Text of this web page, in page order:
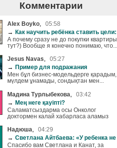
Комментарии
Alex Boyko, 05:58
→ Как научить ребёнка ставить цели: от покупки самоката до выбора вуза
А почему сразу не до покупки квартиры
тут?) Вообще я конечно понимаю, что...
Jesus Navas, 05:27
→
Пример для подражания
Мен бұл бизнес-модельдерге қарадым,
мүлдем ұнамады, сондықтан мен...
Мадина Турлыбекова
03:42
→ Мең неге қауіпті?
Саламатсыздарма осы Онколог
доктормен калай хабарласа аламыз
Надюша, 04:29
→ Светлана Айтбаева: «У ребенка не должно быть свободного времени»
Спасибо вам Светлана и Канат, за